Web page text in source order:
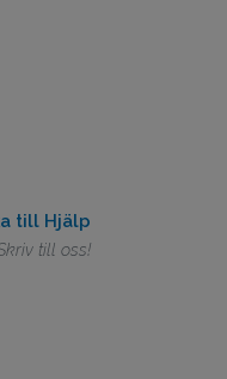
till Hjälp
till oss!